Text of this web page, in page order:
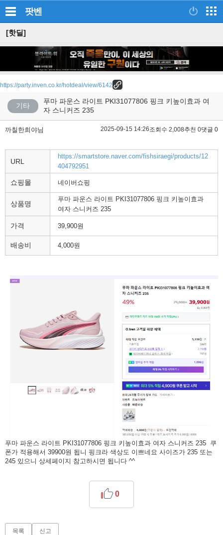
팟벤
[핫딜]
https://party.inven.co.kr/hotdeal/view/6142
기타
푸마 파운스 라이트 PKI31077806 핑크 키높이효과 여
자 스니커즈 235
까칠한희야님 2025-09-15 14:26조회수 2,008추천 0댓글 0
URL
https://smartstore.naver.com/fishsiraegi/products/12
404792951
쇼핑몰 네이버쇼핑
상품명
푸마 파운스 라이트 PKI31077806 핑크 키높이효과
여자 스니커즈 235
가격 39,900원
배송비 4,000원
푸마 파운스 라이트 PKI31077806 핑크 키높이효과 여자 스니커즈 235 쿠
폰가 적용해서 39900원 됩니 핑크라 색상도 이쁘네요 사이즈가 235 또는
245 있으니 상세페이지 참고하시면 됩니다 ^^
0
목록 신고